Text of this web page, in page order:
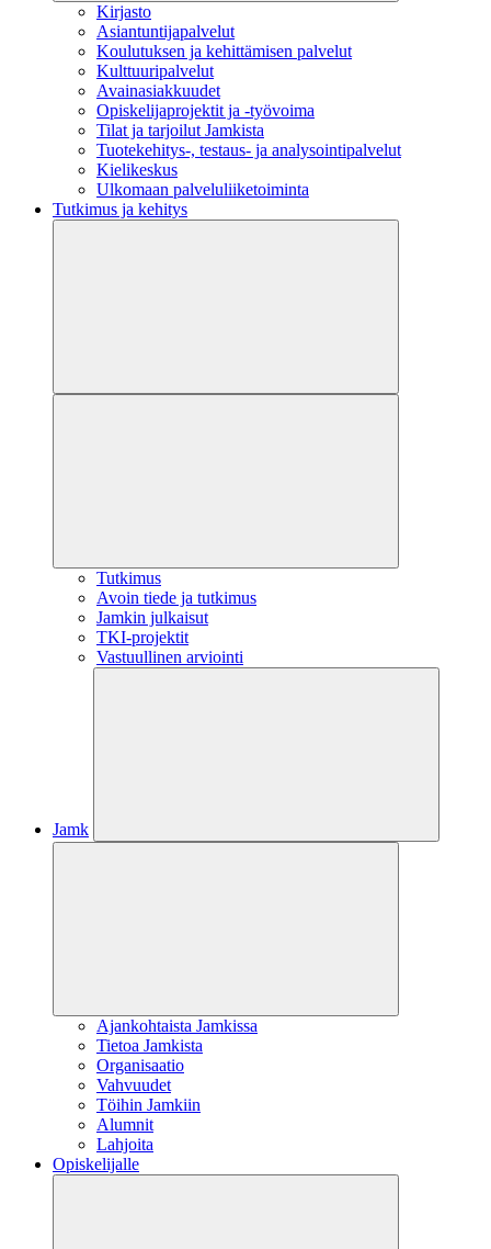
Kirjasto
Asiantuntijapalvelut
Koulutuksen ja kehittämisen palvelut
Kulttuuripalvelut
Avainasiakkuudet
Opiskelijaprojektit​ ja -työvoima
Tilat ja tarjoilut Jamkista
Tuotekehitys-, testaus- ja analysointipalvelut
Kielikeskus
Ulkomaan palveluliiketoiminta
Tutkimus ja kehitys
Tutkimus
Avoin tiede ja tutkimus
Jamkin julkaisut
TKI-projektit
Vastuullinen arviointi
Jamk
Ajankohtaista Jamkissa
Tietoa Jamkista
Organisaatio
Vahvuudet
Töihin Jamkiin
Alumnit
Lahjoita
Opiskelijalle